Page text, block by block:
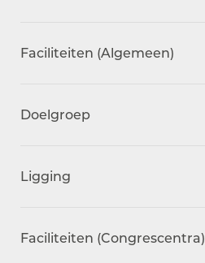
Faciliteiten (Algemeen)
Doelgroep
Ligging
Faciliteiten (Congrescentra)